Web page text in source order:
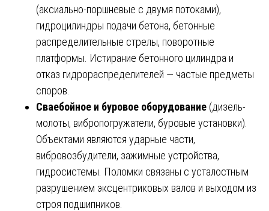
(аксиально-поршневые с двумя потоками),
гидроцилиндры подачи бетона, бетонные
распределительные стрелы, поворотные
платформы. Истирание бетонного цилиндра и
отказ гидрораспределителей — частые предметы
споров.
Сваебойное и буровое оборудование (дизель-
молоты, вибропогружатели, буровые установки).
Объектами являются ударные части,
вибровозбудители, зажимные устройства,
гидросистемы. Поломки связаны с усталостным
разрушением эксцентриковых валов и выходом из
строя подшипников.